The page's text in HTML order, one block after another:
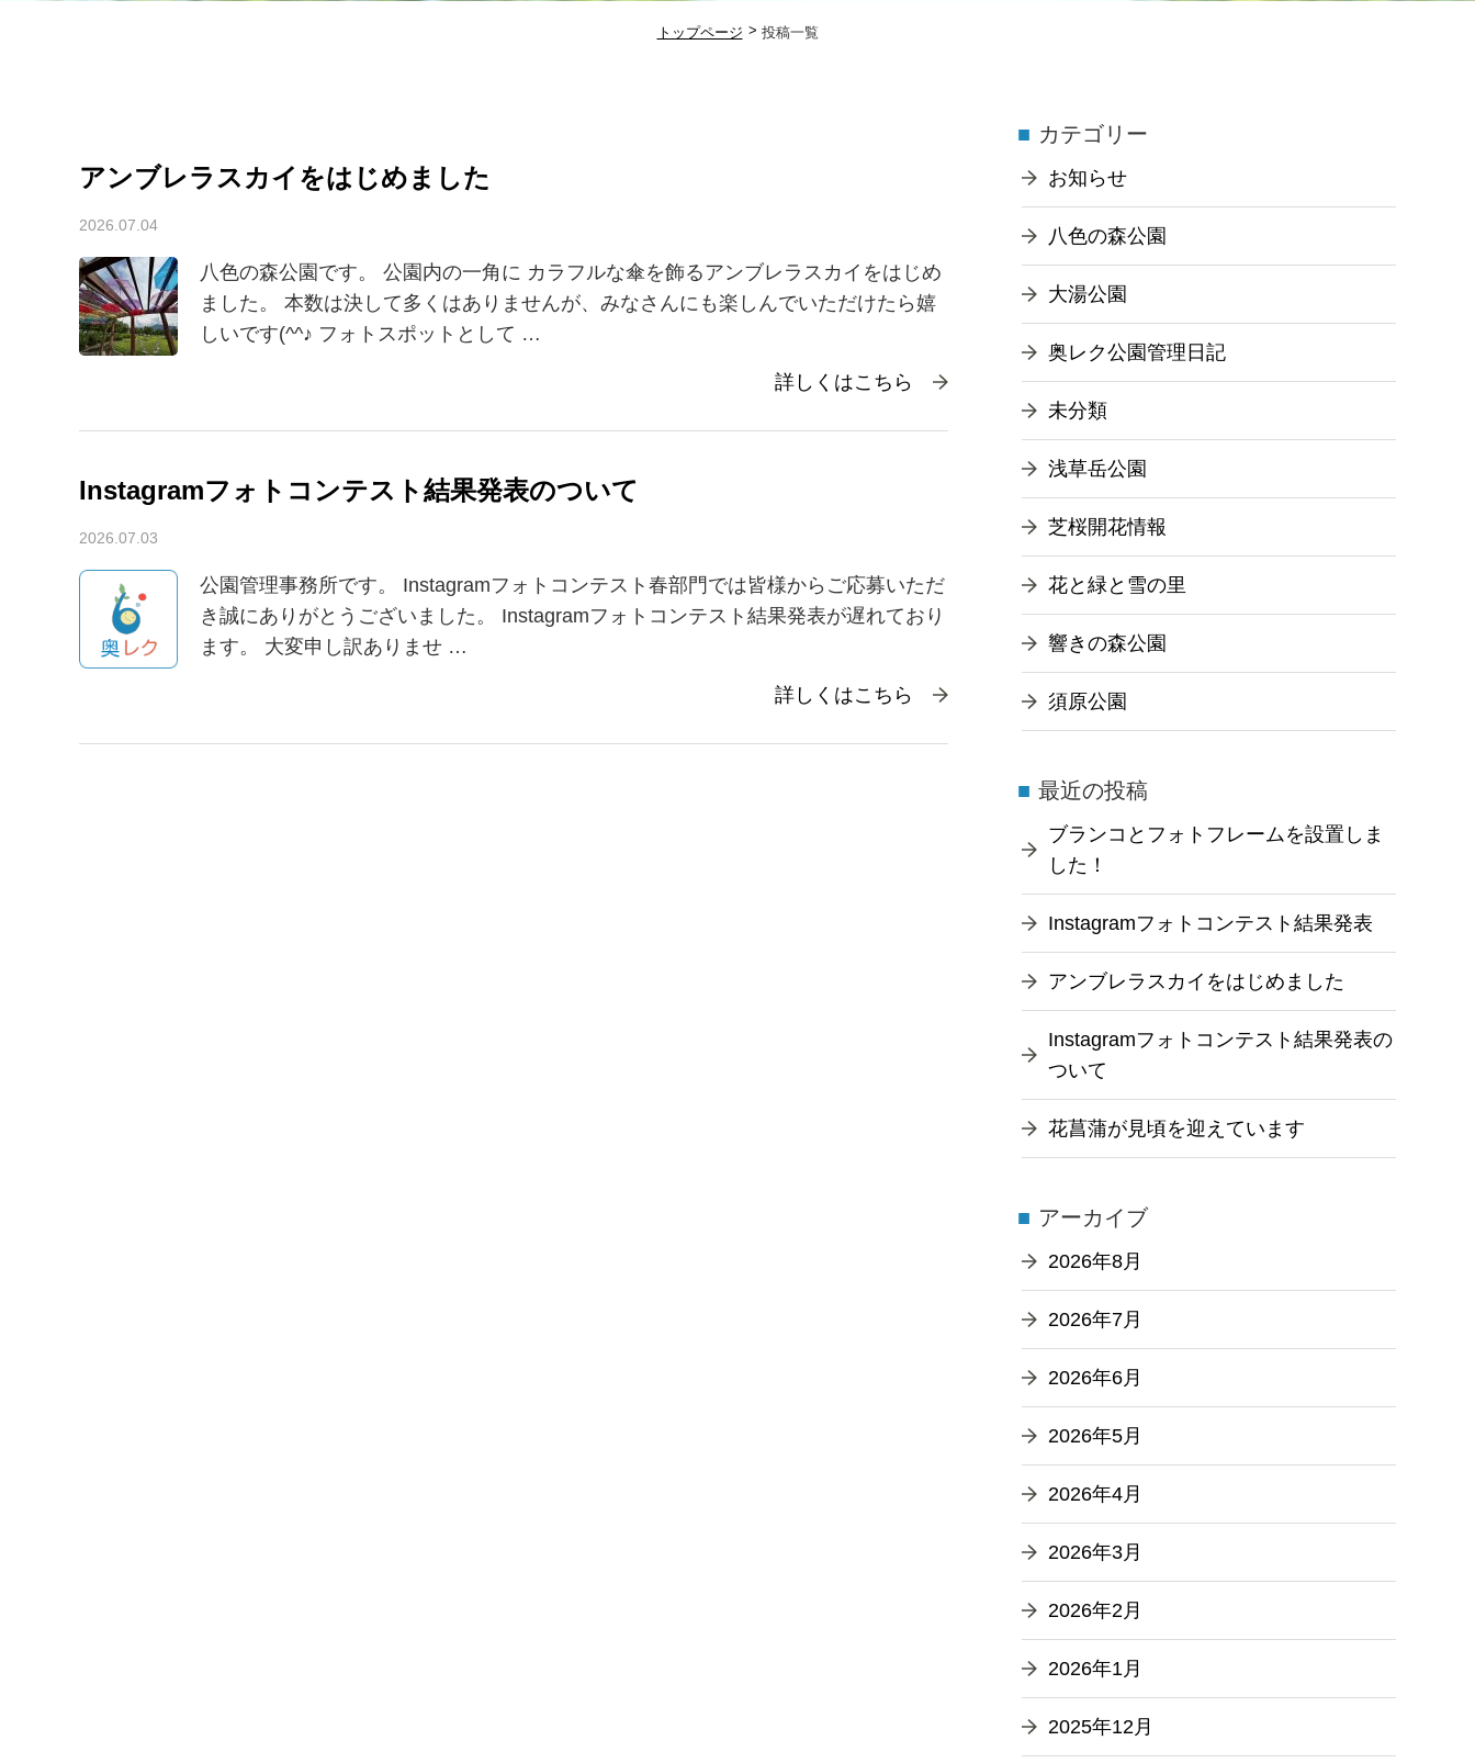
トップページ 投稿一覧
アンブレラスカイをはじめました
2026.07.04
八色の森公園です。 公園内の一角に カラフルな傘を飾るアンブレラスカイをはじめ
ました。 本数は決して多くはありませんが、みなさんにも楽しんでいただけたら嬉
しいです(^^♪ フォトスポットとして …
詳しくはこちら
Instagramフォトコンテスト結果発表のついて
2026.07.03
公園管理事務所です。 Instagramフォトコンテスト春部門では皆様からご応募いただ
き誠にありがとうございました。 Instagramフォトコンテスト結果発表が遅れており
ます。 大変申し訳ありませ …
詳しくはこちら
カテゴリー
お知らせ
八色の森公園
大湯公園
奥レク公園管理日記
未分類
浅草岳公園
芝桜開花情報
花と緑と雪の里
響きの森公園
須原公園
最近の投稿
ブランコとフォトフレームを設置しま
した！
Instagramフォトコンテスト結果発表
アンブレラスカイをはじめました
Instagramフォトコンテスト結果発表の
ついて
花菖蒲が見頃を迎えています
アーカイブ
2026年8月
2026年7月
2026年6月
2026年5月
2026年4月
2026年3月
2026年2月
2026年1月
2025年12月